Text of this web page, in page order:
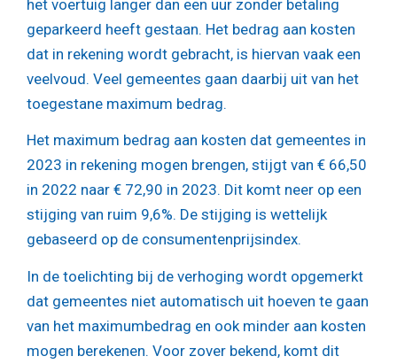
het voertuig langer dan een uur zonder betaling
geparkeerd heeft gestaan. Het bedrag aan kosten
dat in rekening wordt gebracht, is hiervan vaak een
veelvoud. Veel gemeentes gaan daarbij uit van het
toegestane maximum bedrag.
Het maximum bedrag aan kosten dat gemeentes in
2023 in rekening mogen brengen, stijgt van € 66,50
in 2022 naar € 72,90 in 2023. Dit komt neer op een
stijging van ruim 9,6%. De stijging is wettelijk
gebaseerd op de consumentenprijsindex.
In de toelichting bij de verhoging wordt opgemerkt
dat gemeentes niet automatisch uit hoeven te gaan
van het maximumbedrag en ook minder aan kosten
mogen berekenen. Voor zover bekend, komt dit